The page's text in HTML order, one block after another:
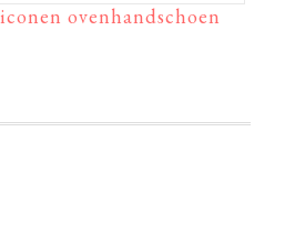
ovenhandschoen